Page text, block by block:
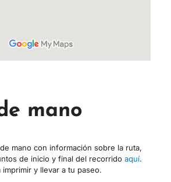
mano
mano con información sobre la ruta,
de inicio y final del recorrido aquí.
imprimir y llevar a tu paseo.